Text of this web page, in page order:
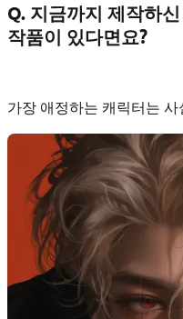
Q. 지금까지 제작하
작품이 있다면요?
가장 애정하는 캐릭터는 사